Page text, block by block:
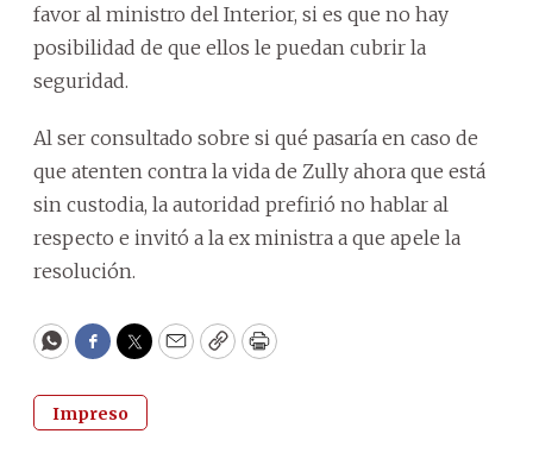
favor al ministro del Interior, si es que no hay
posibilidad de que ellos le puedan cubrir la
seguridad.
Al ser consultado sobre si qué pasaría en caso de
que atenten contra la vida de Zully ahora que está
sin custodia, la autoridad prefirió no hablar al
respecto e invitó a la ex ministra a que apele la
resolución.
WhatsApp
Facebook
Twitter
EmailCopyPrint
Impreso